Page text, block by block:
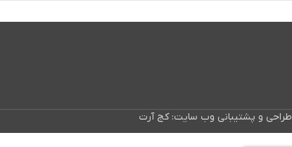
طراحی و پشتیبانی وب سایت: کج آرت